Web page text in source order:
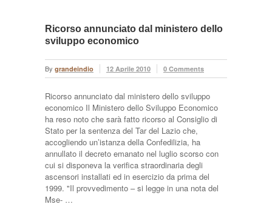
Ricorso annunciato dal ministero dello
sviluppo economico
By grandeindio 12 Aprile 2010 0 Comments
Ricorso annunciato dal ministero dello sviluppo
economico Il Ministero dello Sviluppo Economico
ha reso noto che sarà fatto ricorso al Consiglio di
Stato per la sentenza del Tar del Lazio che,
accogliendo un’istanza della Confedilizia, ha
annullato il decreto emanato nel luglio scorso con
cui si disponeva la verifica straordinaria degli
ascensori installati ed in esercizio da prima del
1999. "Il provvedimento – si legge in una nota del
Mse- …